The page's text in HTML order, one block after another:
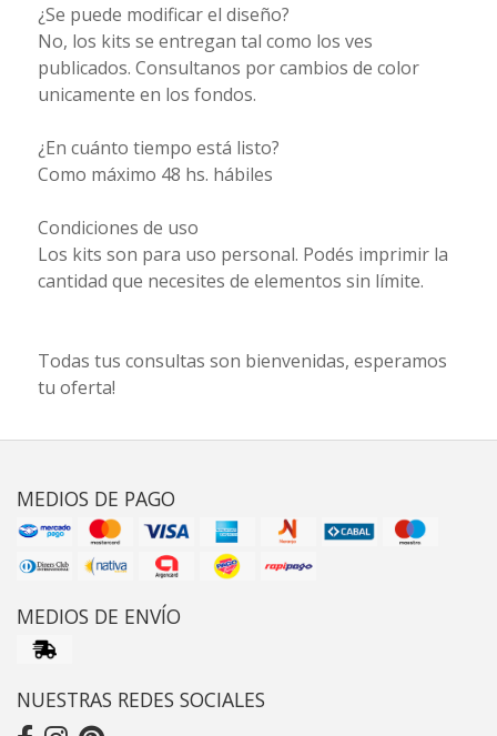
¿Se puede modificar el diseño?
No, los kits se entregan tal como los ves
publicados. Consultanos por cambios de color
unicamente en los fondos.
¿En cuánto tiempo está listo?
Como máximo 48 hs. hábiles
Condiciones de uso
Los kits son para uso personal. Podés imprimir la
cantidad que necesites de elementos sin límite.
Todas tus consultas son bienvenidas, esperamos
tu oferta!
MEDIOS DE PAGO
MEDIOS DE ENVÍO
NUESTRAS REDES SOCIALES